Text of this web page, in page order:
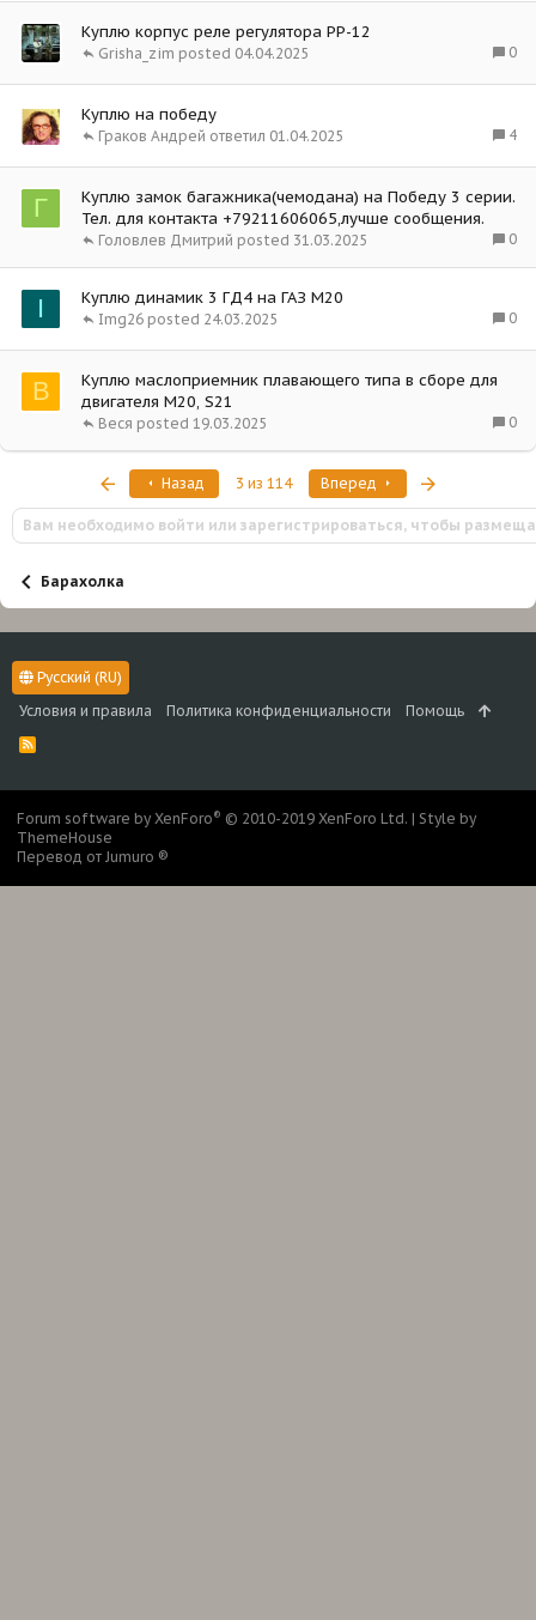
Куплю корпус реле регулятора РР-12
0
04.04.2025
Grisha_zim
Куплю на победу
4
01.04.2025
Граков Андрей
Г
Куплю замок багажника(чемодана) на Победу 3 серии.
Тел. для контакта +79211606065,лучше сообщения.
0
31.03.2025
Головлев Дмитрий
I Куплю динамик 3 ГД4 на ГАЗ М20
0
24.03.2025
Img26
В
Куплю маслоприемник плавающего типа в сборе для
двигателя М20, S21
0
19.03.2025
Веся
ПервыйНазад 3 из 114 Вперед
Вам необходимо войти или зарегистрироваться, чтобы
Барахолка
Русский (RU)
Условия и правила
Политика конфиденциальности Помощь
R
Forum software by XenForo® © 2010-2019 XenForo Ltd. | Style by
ThemeHouse
Перевод от Jumuro ®